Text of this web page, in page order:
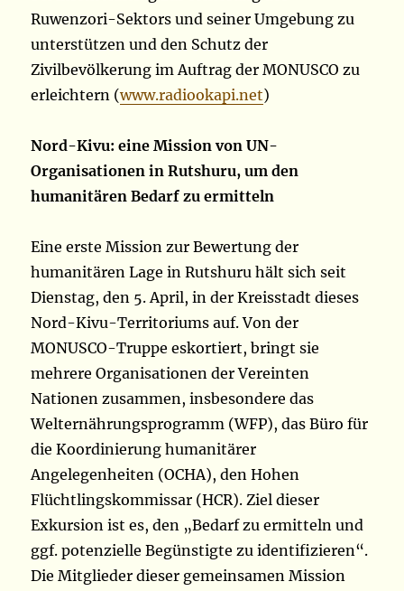
Ruwenzori-Sektors und seiner Umgebung zu
unterstützen und den Schutz der
Zivilbevölkerung im Auftrag der MONUSCO zu
erleichtern (www.radiookapi.net)
Nord-Kivu: eine Mission von UN-
Organisationen in Rutshuru, um den
humanitären Bedarf zu ermitteln
Eine erste Mission zur Bewertung der
humanitären Lage in Rutshuru hält sich seit
Dienstag, den 5. April, in der Kreisstadt dieses
Nord-Kivu-Territoriums auf. Von der
MONUSCO-Truppe eskortiert, bringt sie
mehrere Organisationen der Vereinten
Nationen zusammen, insbesondere das
Welternährungsprogramm (WFP), das Büro für
die Koordinierung humanitärer
Angelegenheiten (OCHA), den Hohen
Flüchtlingskommissar (HCR). Ziel dieser
Exkursion ist es, den „Bedarf zu ermitteln und
ggf. potenzielle Begünstigte zu identifizieren“.
Die Mitglieder dieser gemeinsamen Mission